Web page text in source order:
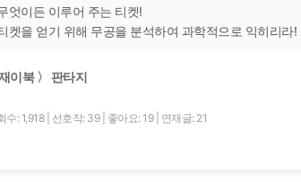
엇이든 이루어 주는 티켓!
켓을 얻기 위해 무공을 분석하여 과학적으로 익히리라!
이북 〉 판타지
수: 1,918 선호작: 39 좋아요: 19 연재글: 21